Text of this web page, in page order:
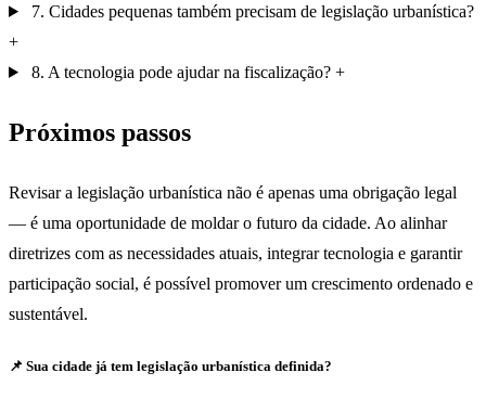
7. Cidades pequenas também precisam de legislação urbanística?
8. A tecnologia pode ajudar na fiscalização?
Próximos passos
Revisar a legislação urbanística não é apenas uma obrigação legal
— é uma oportunidade de moldar o futuro da cidade. Ao alinhar
diretrizes com as necessidades atuais, integrar tecnologia e garantir
participação social, é possível promover um crescimento ordenado e
sustentável.
📌 Sua cidade já tem legislação urbanística definida?